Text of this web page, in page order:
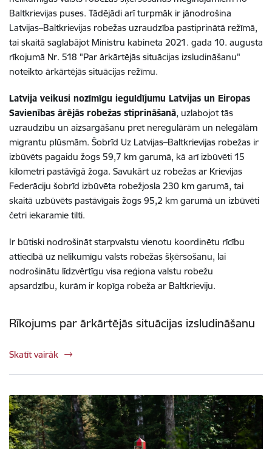
Baltkrievijas puses. Tādējādi arī turpmāk ir jānodrošina
Latvijas–Baltkrievijas robežas uzraudzība pastiprinātā režīmā,
tai skaitā saglabājot Ministru kabineta 2021. gada 10. augusta
rīkojumā Nr. 518 "Par ārkārtējās situācijas izsludināšanu"
noteikto ārkārtējās situācijas režīmu.
Latvija veikusi nozīmīgu ieguldījumu Latvijas un Eiropas
Savienības ārējās robežas stiprināšanā, uzlabojot tās
uzraudzību un aizsargāšanu pret neregulārām un nelegālām
migrantu plūsmām. Šobrīd Uz Latvijas–Baltkrievijas robežas ir
izbūvēts pagaidu žogs 59,7 km garumā, kā arī izbūvēti 15
kilometri pastāvīgā žoga. Savukārt uz robežas ar Krievijas
Federāciju šobrīd izbūvēta robežjosla 230 km garumā, tai
skaitā uzbūvēts pastāvīgais žogs 95,2 km garumā un izbūvēti
četri iekaramie tilti.
Ir būtiski nodrošināt starpvalstu vienotu koordinētu rīcību
attiecībā uz nelikumīgu valsts robežas šķērsošanu, lai
nodrošinātu līdzvērtīgu visa reģiona valstu robežu
apsardzību, kurām ir kopīga robeža ar Baltkrieviju.
Rīkojums par ārkārtējās situācijas izsludināšanu
Skatīt vairāk